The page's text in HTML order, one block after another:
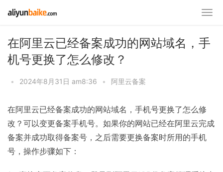
在阿里云已经备案成功的网站域名，手
机号更换了怎么修改？
• 2024年8月31日 am8:36 • 阿里云备案
在阿里云已经备案成功的网站域名，手机号更换了怎么修
改？可以变更备案手机号。如果你的网站已经在阿里云完成
备案并成功取得备案号，之后需要更换备案时所用的手机
号，操作步骤如下：